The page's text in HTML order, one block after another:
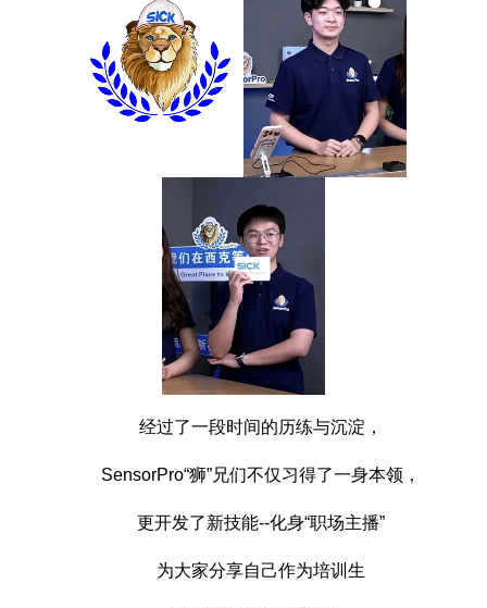
经过了一段时间的历练与沉淀，
SensorPro“狮”兄们不仅习得了一身本领，
更开发了新技能--化身“职场主播”
为大家分享自己作为培训生